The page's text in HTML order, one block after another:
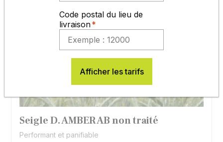
Seigle D. AMBER AB non traité
Performant et panifiable
Code postal du lieu de
livraison
Afficher les tarifs